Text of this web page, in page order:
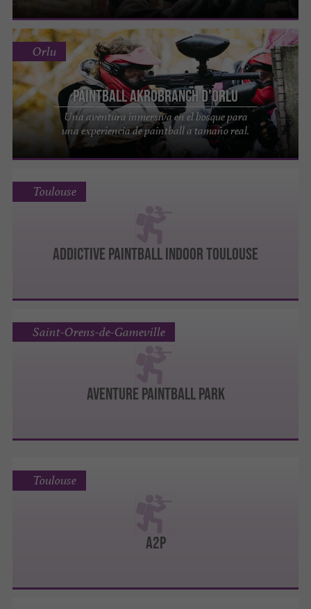
Paintball Akrobranch d'Orlu
Una aventura inmersiva en el bosque para
una experiencia de paintball a tamaño real.
Orlu
ADDICTIVE PAINTBALL INDOOR TOULOUSE
Toulouse
AVENTURE PAINTBALL PARK
Saint-Orens-de-Gameville
A2P
Toulouse